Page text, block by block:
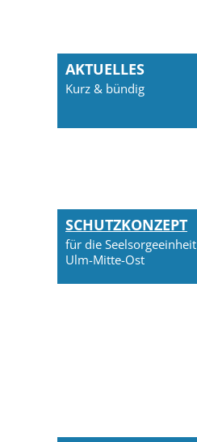
AKTUELLES
Kurz & bündig
SCHUTZKONZEPT
für die Seelsorgeeinheit
Ulm-Mitte-Ost